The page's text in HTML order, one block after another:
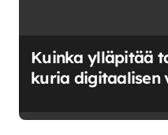
Kuinka ylläpitää
kuria digitaalisen